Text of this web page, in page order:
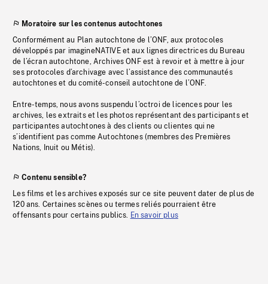
Moratoire sur les contenus autochtones
Conformément au Plan autochtone de l’ONF, aux protocoles
développés par imagineNATIVE et aux lignes directrices du Bureau
de l’écran autochtone, Archives ONF est à revoir et à mettre à jour
ses protocoles d’archivage avec l’assistance des communautés
autochtones et du comité-conseil autochtone de l’ONF.
Entre-temps, nous avons suspendu l’octroi de licences pour les
archives, les extraits et les photos représentant des participants et
participantes autochtones à des clients ou clientes qui ne
s’identifient pas comme Autochtones (membres des Premières
Nations, Inuit ou Métis).
Contenu sensible?
Les films et les archives exposés sur ce site peuvent dater de plus de
120 ans. Certaines scènes ou termes reliés pourraient être
offensants pour certains publics. En savoir plus